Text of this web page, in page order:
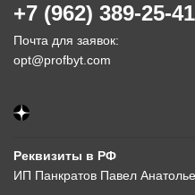
+7 (962) 389-25-41
Почта для заявок:
opt@profbyt.com
Реквизиты в РФ
ИП Панкратов Павел